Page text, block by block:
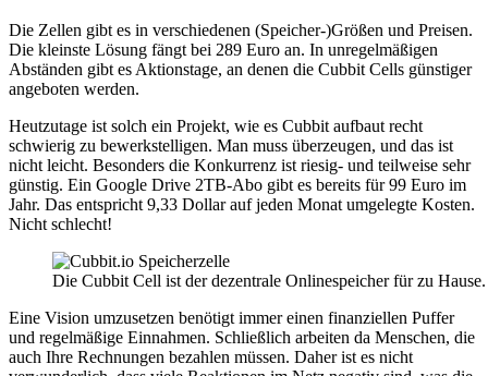
Die Zellen gibt es in verschiedenen (Speicher-)Größen und Preisen.
Die kleinste Lösung fängt bei 289 Euro an. In unregelmäßigen
Abständen gibt es Aktionstage, an denen die Cubbit Cells günstiger
angeboten werden.
Heutzutage ist solch ein Projekt, wie es Cubbit aufbaut recht
schwierig zu bewerkstelligen. Man muss überzeugen, und das ist
nicht leicht. Besonders die Konkurrenz ist riesig- und teilweise sehr
günstig. Ein Google Drive 2TB-Abo gibt es bereits für 99 Euro im
Jahr. Das entspricht 9,33 Dollar auf jeden Monat umgelegte Kosten.
Nicht schlecht!
Die Cubbit Cell ist der dezentrale Onlinespeicher für zu Hause.
Eine Vision umzusetzen benötigt immer einen finanziellen Puffer
und regelmäßige Einnahmen. Schließlich arbeiten da Menschen, die
auch Ihre Rechnungen bezahlen müssen. Daher ist es nicht